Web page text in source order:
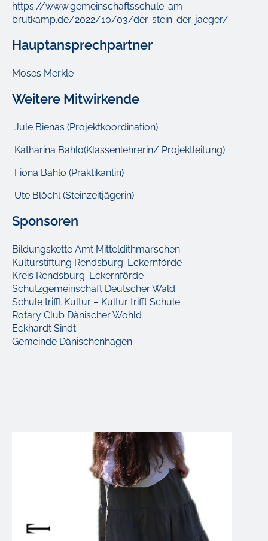
https://www.gemeinschaftsschule-am-
brutkamp.de/2022/10/03/der-stein-der-jaeger/
Hauptansprechpartner
Moses Merkle
Weitere Mitwirkende
Jule Bienas (Projektkoordination)
Katharina Bahlo(Klassenlehrerin/ Projektleitung)
Fiona Bahlo (Praktikantin)
Ute Blöchl (Steinzeitjägerin)
Sponsoren
Bildungskette Amt Mitteldithmarschen
Kulturstiftung Rendsburg-Eckernförde
Kreis Rendsburg-Eckernförde
Schutzgemeinschaft Deutscher Wald
Schule trifft Kultur – Kultur trifft Schule
Rotary Club Dänischer Wohld
Eckhardt Sindt
Gemeinde Dänischenhagen